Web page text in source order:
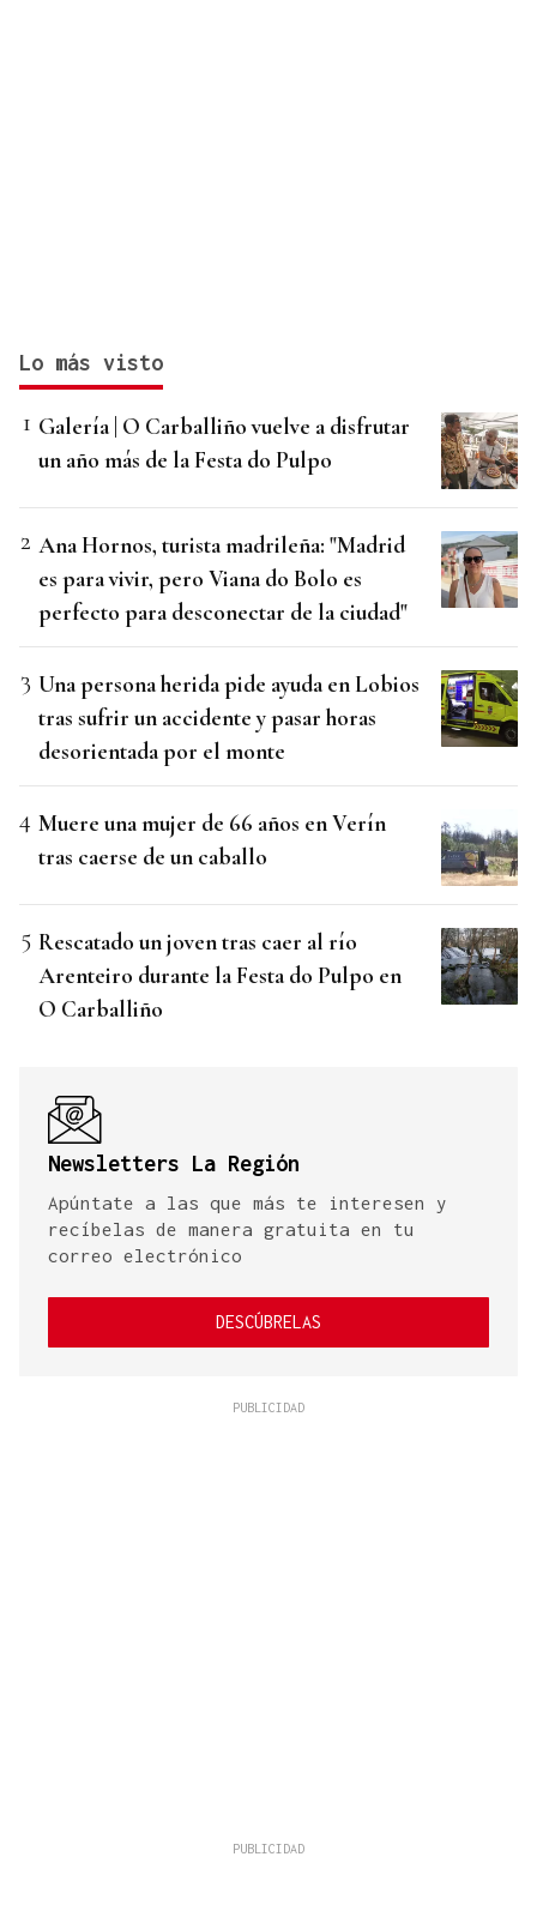
Lo más visto
Galería | O Carballiño vuelve a disfrutar
un año más de la Festa do Pulpo
Ana Hornos, turista madrileña: "Madrid
es para vivir, pero Viana do Bolo es
perfecto para desconectar de la ciudad"
Una persona herida pide ayuda en Lobios
tras sufrir un accidente y pasar horas
desorientada por el monte
Muere una mujer de 66 años en Verín
tras caerse de un caballo
Rescatado un joven tras caer al río
Arenteiro durante la Festa do Pulpo en
O Carballiño
Newsletters La Región
Apúntate a las que más te interesen y
recíbelas de manera gratuita en tu
correo electrónico
DESCÚBRELAS